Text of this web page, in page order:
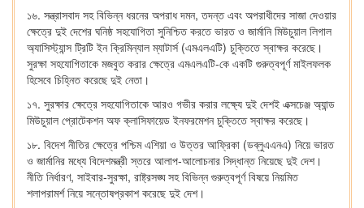
১৬. সন্ত্রাসবাদ সহ বিভিন্ন ধরনের অপরাধ দমন, তদন্ত এবং অপরাধীদের সাজা দেওয়ার
ক্ষেত্রে দুই দেশের ঘনিষ্ঠ সহযোগিতা সুনিশ্চিত করতে ভারত ও জার্মানি মিউচুয়াল লিগাল
অ্যাসিস্ট্যান্স ট্রিটি ইন ক্রিমিন্যাল ম্যাটার্স (এমএলএটি) চুক্তিতে স্বাক্ষর করেছে।
সুরক্ষা সহযোগিতাকে মজবুত করার ক্ষেত্রে এমএলএটি-কে একটি গুরুত্বপূর্ণ মাইলফলক
হিসেবে চিহ্নিত করেছে দুই নেতা।
১৭. সুরক্ষার ক্ষেত্রে সহযোগিতাকে আরও গভীর করার লক্ষ্যে দুই দেশই এক্সচেঞ্জ অ্যান্ড
মিউচুয়াল প্রোটেকশন অফ ক্লাসিফায়েড ইনফরমেশন চুক্তিতে স্বাক্ষর করেছে।
১৮. বিদেশ নীতির ক্ষেত্রে পশ্চিম এশিয়া ও উত্তর আফ্রিকা (ডব্লুএএনএ) নিয়ে ভারত
ও জার্মানির মধ্যে বিদেশমন্ত্রী স্তরে আলাপ-আলোচনার সিদ্ধান্ত নিয়েছে দুই দেশ।
নীতি নির্ধারণ, সাইবার-সুরক্ষা, রাষ্ট্রসঙ্ঘ সহ বিভিন্ন গুরুত্বপূর্ণ বিষয়ে নিয়মিত
শলাপরামর্শ নিয়ে সন্তোষপ্রকাশ করেছে দুই দেশ।